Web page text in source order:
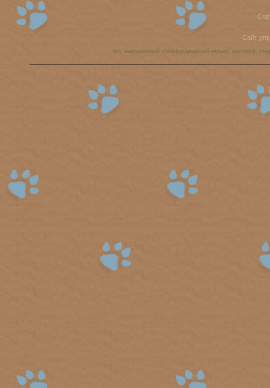
Сайт
аст, американский стаффордширский терьер, амстафф,